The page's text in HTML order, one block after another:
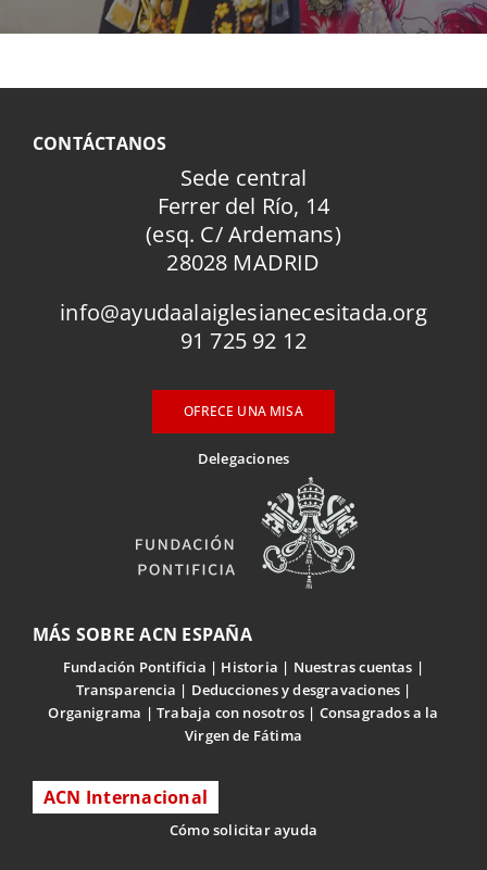
CONTÁCTANOS
Sede central
Ferrer del Río, 14
(esq. C/ Ardemans)
28028 MADRID
info@ayudaalaiglesianecesitada.org
91 725 92 12
OFRECE UNA MISA
Delegaciones
MÁS SOBRE ACN ESPAÑA
Fundación Pontificia Historia
Nuestras cuentas
Transparencia
Deducciones y desgravaciones
Organigrama
Trabaja con nosotros
Consagrados a la
Virgen de Fátima
ACN Internacional
Cómo solicitar ayuda